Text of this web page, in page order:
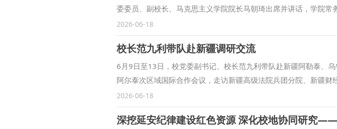
委委员、副校长、马克思主义学院院长马朝琦出席并讲话，学院
员、导师组组长、教研室主任、党支部书记及教师代表参加会议。
统回答了“建设什么样的长期执政的马克思主义政党、怎样建设长
题，体现了习近平总书记面对百年未有之大变局的深远忧患意识和
行了全面解读：以“坚持党的领导是中国特色社会主义最本质的特
持全面从严治党、坚持不忘初心、牢记使命”为三个目标，以政治
律建设、反腐败斗争等八个方面为实践路径，以“制度治党、依规治
障，构成一个系统完整、逻辑严密的科学体系。他强调，学院教
学深悟透、融会贯通，切实转化为育人实效。 会上，副院长鞠娟
2026-06-18
校长范九利带队赴新疆调研交流
6月9日至13日，校党委副书记、校长范九利带队赴新疆阿勒泰、
阿尔泰次区域国际合作会议，走访新疆高级法院兵团分院、新疆
检察院，签署多项合作协议。 6月10日，范九利参加2026年环阿尔
题会议，与阿勒泰地委书记谢少迪、地委副书记纪松就进一步加
政公署、新疆财经大学签署战略合作协议和法学学科共建协议。 6
2026-06-18